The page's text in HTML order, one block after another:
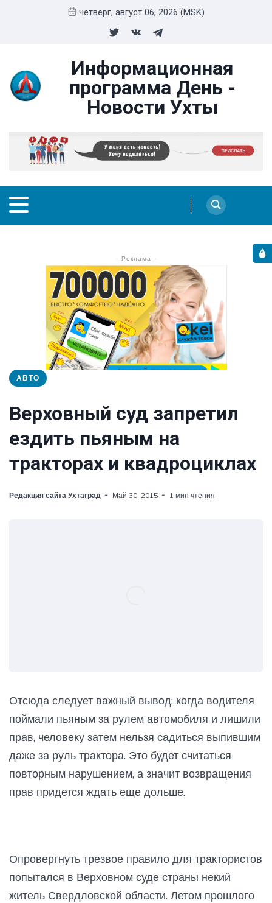
четверг, август 06, 2026 (MSK)
Информационная
программа День -
Новости Ухты
- Реклама -
АВТО
Верховный суд запретил
ездить пьяным на
тракторах и квадроциклах
Редакция сайта Ухтаград Май 30, 2015 1 мин чтения
Отсюда следует важный вывод: когда водителя
поймали пьяным за рулем автомобиля и лишили
прав, человеку затем нельзя садиться выпившим
даже за руль трактора. Это будет считаться
повторным нарушением, а значит возвращения
прав придется ждать еще дольше.
Опровергнуть трезвое правило для трактористов
попытался в Верховном суде страны некий
житель Свердловской области. Летом прошлого